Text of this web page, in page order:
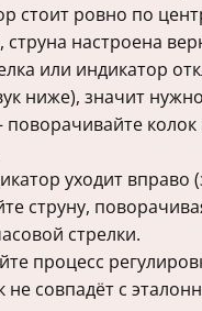
стоит ровно по
настроена
или индикатор
ниже), значит
поворачивайте
уходит вправо
струну,
стрелки.
процесс
не совпадёт с